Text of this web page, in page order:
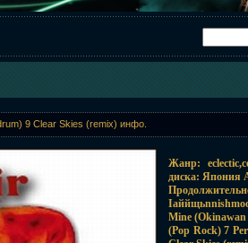
9 Clear Skies (remix) инфо.
Жанр:
диска: Япония
Mine (Okinawan
(Pop Rock) 7